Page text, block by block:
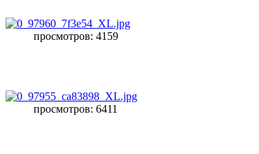
просмотров: 4159
просмотров: 6411